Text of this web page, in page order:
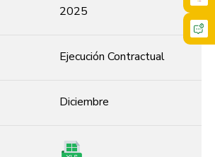
2025
Ejecución Contractual
Diciembre